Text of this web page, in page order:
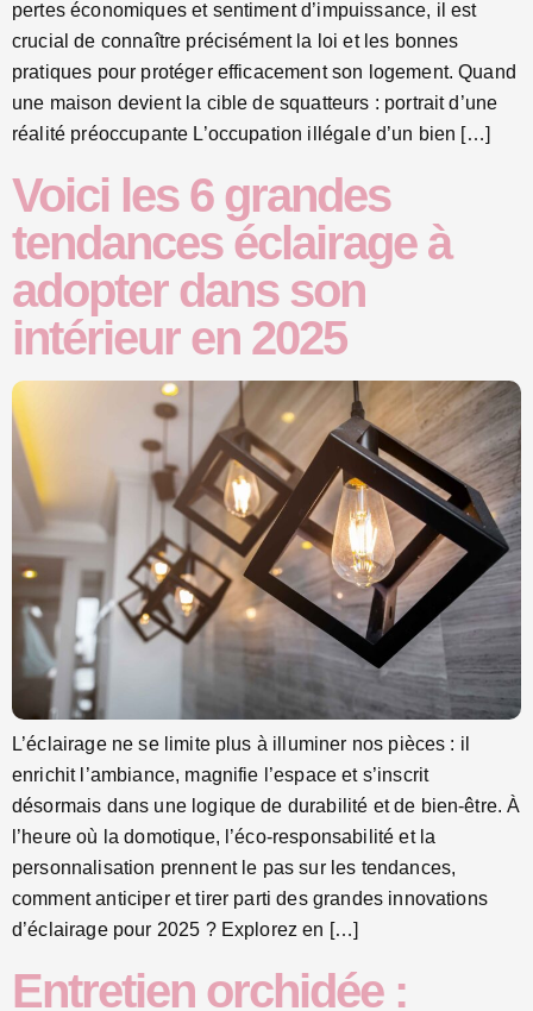
pertes économiques et sentiment d’impuissance, il est
crucial de connaître précisément la loi et les bonnes
pratiques pour protéger efficacement son logement. Quand
une maison devient la cible de squatteurs : portrait d’une
réalité préoccupante L’occupation illégale d’un bien […]
Voici les 6 grandes
tendances éclairage à
adopter dans son
intérieur en 2025
L’éclairage ne se limite plus à illuminer nos pièces : il
enrichit l’ambiance, magnifie l’espace et s’inscrit
désormais dans une logique de durabilité et de bien-être. À
l’heure où la domotique, l’éco-responsabilité et la
personnalisation prennent le pas sur les tendances,
comment anticiper et tirer parti des grandes innovations
d’éclairage pour 2025 ? Explorez en […]
Entretien orchidée :